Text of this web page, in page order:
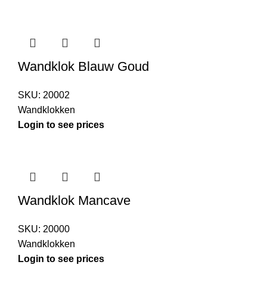
Wandklok Blauw Goud
SKU: 20002
Wandklokken
Login to see prices
Wandklok Mancave
SKU: 20000
Wandklokken
Login to see prices